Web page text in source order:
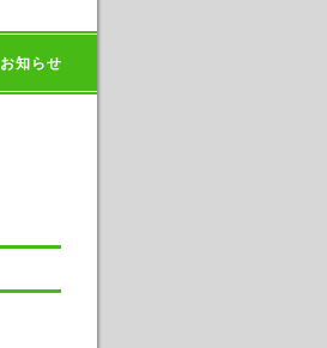
お知らせ